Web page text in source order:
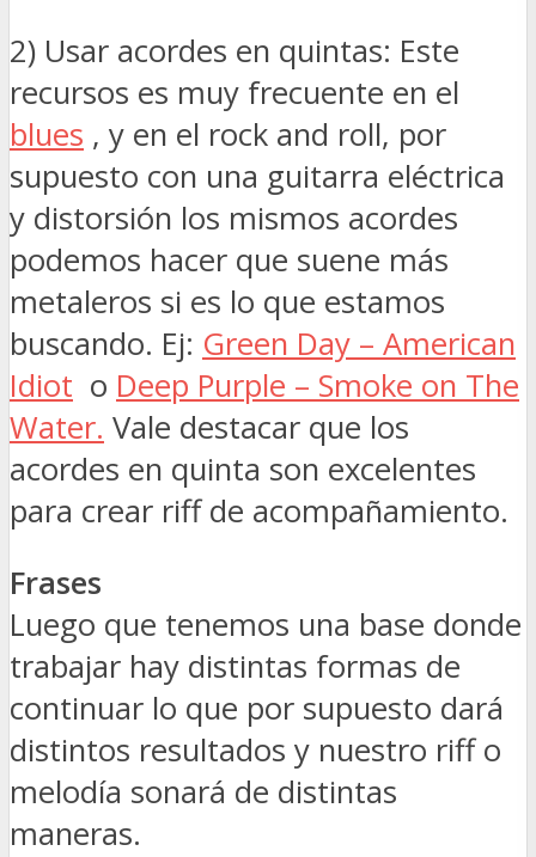
2) Usar acordes en quintas: Este
recursos es muy frecuente en el
blues , y en el rock and roll, por
supuesto con una guitarra eléctrica
y distorsión los mismos acordes
podemos hacer que suene más
metaleros si es lo que estamos
buscando. Ej: Green Day – American
Idiot o Deep Purple – Smoke on The
Water. Vale destacar que los
acordes en quinta son excelentes
para crear riff de acompañamiento.
Frases
Luego que tenemos una base donde
trabajar hay distintas formas de
continuar lo que por supuesto dará
distintos resultados y nuestro riff o
melodía sonará de distintas
maneras.